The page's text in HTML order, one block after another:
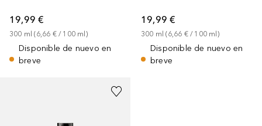
19,99 €
300 ml (6,66 € / 100 ml )
Disponible de nuevo en
breve
19,99 €
300 ml (6,66 € / 100 ml )
Disponible de nuevo en
breve